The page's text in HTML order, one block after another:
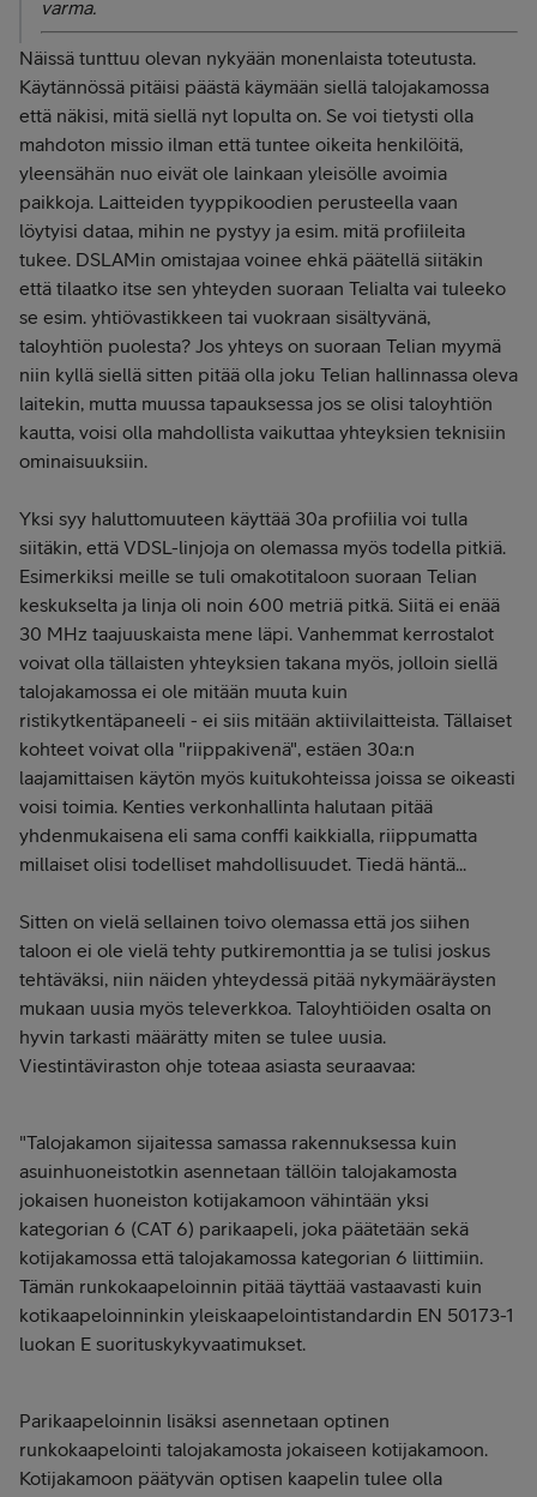
varma.
Näissä tunttuu olevan nykyään monenlaista toteutusta.
Käytännössä pitäisi päästä käymään siellä talojakamossa
että näkisi, mitä siellä nyt lopulta on. Se voi tietysti olla
mahdoton missio ilman että tuntee oikeita henkilöitä,
yleensähän nuo eivät ole lainkaan yleisölle avoimia
paikkoja. Laitteiden tyyppikoodien perusteella vaan
löytyisi dataa, mihin ne pystyy ja esim. mitä profiileita
tukee. DSLAMin omistajaa voinee ehkä päätellä siitäkin
että tilaatko itse sen yhteyden suoraan Telialta vai tuleeko
se esim. yhtiövastikkeen tai vuokraan sisältyvänä,
taloyhtiön puolesta? Jos yhteys on suoraan Telian myymä
niin kyllä siellä sitten pitää olla joku Telian hallinnassa oleva
laitekin, mutta muussa tapauksessa jos se olisi taloyhtiön
kautta, voisi olla mahdollista vaikuttaa yhteyksien teknisiin
ominaisuuksiin.
Yksi syy haluttomuuteen käyttää 30a profiilia voi tulla
siitäkin, että VDSL-linjoja on olemassa myös todella pitkiä.
Esimerkiksi meille se tuli omakotitaloon suoraan Telian
keskukselta ja linja oli noin 600 metriä pitkä. Siitä ei enää
30 MHz taajuuskaista mene läpi. Vanhemmat kerrostalot
voivat olla tällaisten yhteyksien takana myös, jolloin siellä
talojakamossa ei ole mitään muuta kuin
ristikytkentäpaneeli - ei siis mitään aktiivilaitteista. Tällaiset
kohteet voivat olla "riippakivenä", estäen 30a:n
laajamittaisen käytön myös kuitukohteissa joissa se oikeasti
voisi toimia. Kenties verkonhallinta halutaan pitää
yhdenmukaisena eli sama conffi kaikkialla, riippumatta
millaiset olisi todelliset mahdollisuudet. Tiedä häntä...
Sitten on vielä sellainen toivo olemassa että jos siihen
taloon ei ole vielä tehty putkiremonttia ja se tulisi joskus
tehtäväksi, niin näiden yhteydessä pitää nykymääräysten
mukaan uusia myös televerkkoa. Taloyhtiöiden osalta on
hyvin tarkasti määrätty miten se tulee uusia.
Viestintäviraston ohje toteaa asiasta seuraavaa:
"Talojakamon sijaitessa samassa rakennuksessa kuin
asuinhuoneistotkin asennetaan tällöin talojakamosta
jokaisen huoneiston kotijakamoon vähintään yksi
kategorian 6 (CAT 6) parikaapeli, joka päätetään sekä
kotijakamossa että talojakamossa kategorian 6 liittimiin.
Tämän runkokaapeloinnin pitää täyttää vastaavasti kuin
kotikaapeloinninkin yleiskaapelointistandardin EN 50173-1
luokan E suorituskykyvaatimukset.
Parikaapeloinnin lisäksi asennetaan optinen
runkokaapelointi talojakamosta jokaiseen kotijakamoon.
Kotijakamoon päätyvän optisen kaapelin tulee olla